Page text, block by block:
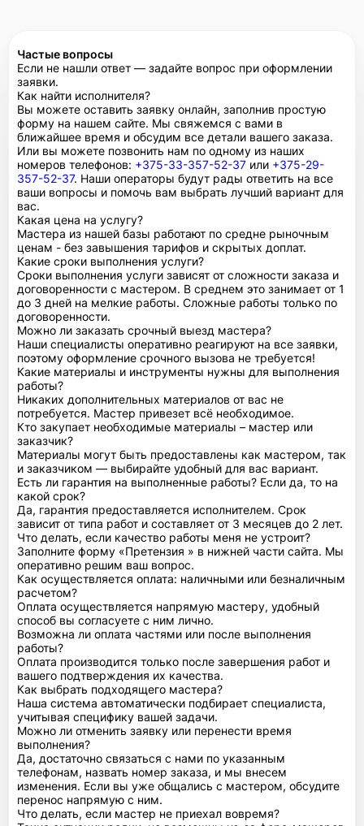
Частые вопросы
Если не нашли ответ — задайте вопрос при оформлении
заявки.
Как найти исполнителя?
Вы можете оставить заявку онлайн, заполнив простую
форму на нашем сайте. Мы свяжемся с вами в
ближайшее время и обсудим все детали вашего заказа.
Или вы можете позвонить нам по одному из наших
номеров телефонов: +375-33-357-52-37 или +375-29-
357-52-37. Наши операторы будут рады ответить на все
ваши вопросы и помочь вам выбрать лучший вариант для
вас.
Какая цена на услугу?
Мастера из нашей базы работают по средне рыночным
ценам - без завышения тарифов и скрытых доплат.
Какие сроки выполнения услуги?
Сроки выполнения услуги зависят от сложности заказа и
договоренности с мастером. В среднем это занимает от 1
до 3 дней на мелкие работы. Сложные работы только по
договоренности.
Можно ли заказать срочный выезд мастера?
Наши специалисты оперативно реагируют на все заявки,
поэтому оформление срочного вызова не требуется!
Какие материалы и инструменты нужны для выполнения
работы?
Никаких дополнительных материалов от вас не
потребуется. Мастер привезет всё необходимое.
Кто закупает необходимые материалы – мастер или
заказчик?
Материалы могут быть предоставлены как мастером, так
и заказчиком — выбирайте удобный для вас вариант.
Есть ли гарантия на выполненные работы? Если да, то на
какой срок?
Да, гарантия предоставляется исполнителем. Срок
зависит от типа работ и составляет от 3 месяцев до 2 лет.
Что делать, если качество работы меня не устроит?
Заполните форму «Претензия » в нижней части сайта. Мы
оперативно решим ваш вопрос.
Как осуществляется оплата: наличными или безналичным
расчетом?
Оплата осуществляется напрямую мастеру, удобный
способ вы согласуете с ним лично.
Возможна ли оплата частями или после выполнения
работы?
Оплата производится только после завершения работ и
вашего подтверждения их качества.
Как выбрать подходящего мастера?
Наша система автоматически подбирает специалиста,
учитывая специфику вашей задачи.
Можно ли отменить заявку или перенести время
выполнения?
Да, достаточно связаться с нами по указанным
телефонам, назвать номер заказа, и мы внесем
изменения. Если вы уже общались с мастером, обсудите
перенос напрямую с ним.
Что делать, если мастер не приехал вовремя?